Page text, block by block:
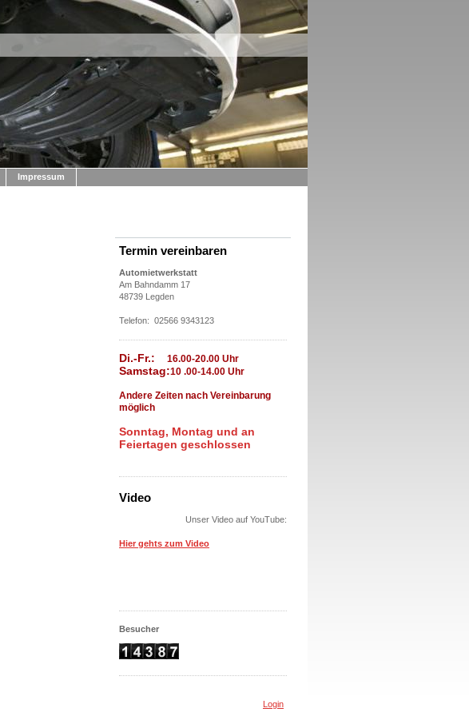
Impressum
Termin vereinbaren
Automietwerkstatt
Am Bahndamm 17
48739 Legden
Telefon: 02566 9343123
Di.-Fr.: 16.00-20.00 Uhr
Samstag:10 .00-14.00 Uhr
Andere Zeiten nach Vereinbarung
möglich
Sonntag, Montag und an
Feiertagen geschlossen
Video
Unser Video auf YouTube:
Hier gehts zum Video
Besucher
Login